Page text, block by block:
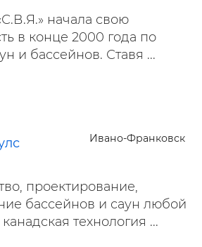
начала свою
в конце 2000 года по
и бассейнов. Ставя ...
Ивано-Франковск
проектирование,
бассейнов и саун любой
технология ...